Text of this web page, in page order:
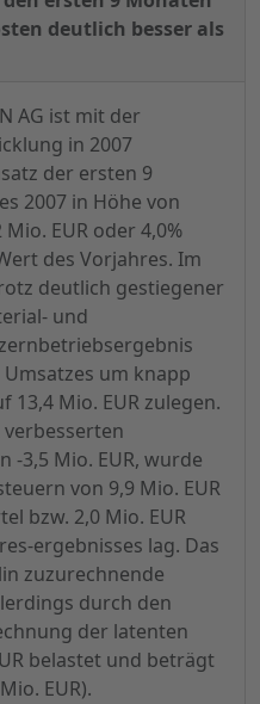
deutlich besser als
AG ist mit der
in 2007
der ersten 9
2007 in Höhe von
EUR oder 4,0%
des Vorjahres. Im
deutlich gestiegener
und
um knapp
13,4 Mio. EUR zulegen.
verbesserten
-3,5 Mio. EUR, wurde
von 9,9 Mio. EUR
bzw. 2,0 Mio. EUR
ergebnisses lag. Das
zuzurechnende
durch den
der latenten
belastet und beträgt
EUR).